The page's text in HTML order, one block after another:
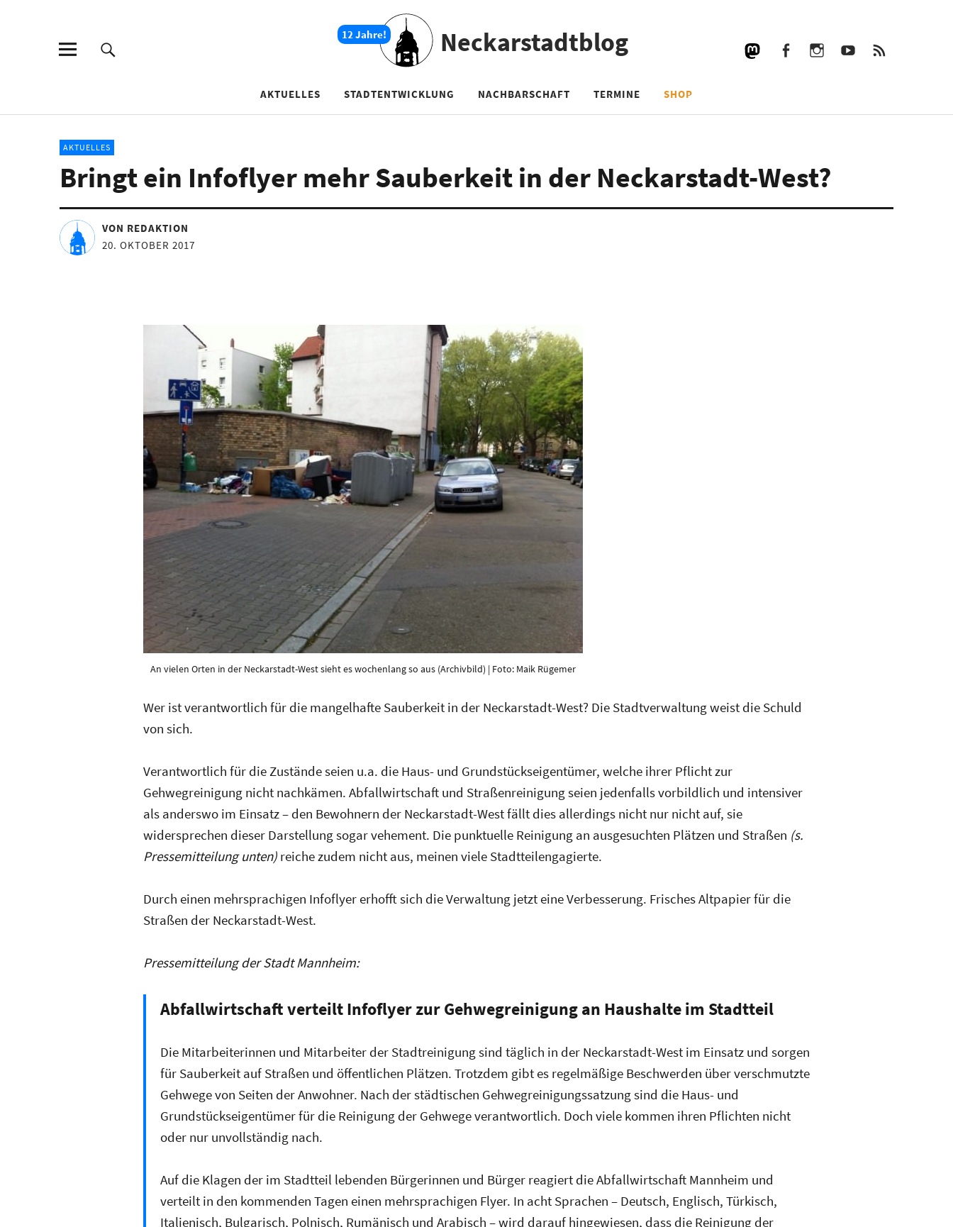
Neckarstadtblog
AKTUELLES STADTENTWICKLUNG NACHBARSCHAFT TERMINE SHOP
AKTUELLES
Bringt ein Infoflyer mehr Sauberkeit in der Neckarstadt-West?
VON REDAKTION
20. OKTOBER 2017
An vielen Orten in der Neckarstadt-West sieht es wochenlang so aus (Archivbild) | Foto: Maik Rügemer
Wer ist verantwortlich für die mangelhafte Sauberkeit in der Neckarstadt-West? Die Stadtverwaltung weist die Schuld
von sich.
Verantwortlich für die Zustände seien u.a. die Haus- und Grundstückseigentümer, welche ihrer Pflicht zur
Gehwegreinigung nicht nachkämen. Abfallwirtschaft und Straßenreinigung seien jedenfalls vorbildlich und intensiver
als anderswo im Einsatz – den Bewohnern der Neckarstadt-West fällt dies allerdings nicht nur nicht auf, sie
widersprechen dieser Darstellung sogar vehement. Die punktuelle Reinigung an ausgesuchten Plätzen und Straßen (s.
Pressemitteilung unten)reiche zudem nicht aus, meinen viele Stadtteilengagierte.
Durch einen mehrsprachigen Infoflyer erhofft sich die Verwaltung jetzt eine Verbesserung. Frisches Altpapier für die
Straßen der Neckarstadt-West.
Pressemitteilung der Stadt Mannheim:
Abfallwirtschaft verteilt Infoflyer zur Gehwegreinigung an Haushalte im Stadtteil
Die Mitarbeiterinnen und Mitarbeiter der Stadtreinigung sind täglich in der Neckarstadt-West im Einsatz und sorgen
für Sauberkeit auf Straßen und öffentlichen Plätzen. Trotzdem gibt es regelmäßige Beschwerden über verschmutzte
Gehwege von Seiten der Anwohner. Nach der städtischen Gehwegreinigungssatzung sind die Haus- und
Grundstückseigentümer für die Reinigung der Gehwege verantwortlich. Doch viele kommen ihren Pflichten nicht
oder nur unvollständig nach.
Auf die Klagen der im Stadtteil lebenden Bürgerinnen und Bürger reagiert die Abfallwirtschaft Mannheim und
verteilt in den kommenden Tagen einen mehrsprachigen Flyer. In acht Sprachen – Deutsch, Englisch, Türkisch,
Italienisch, Bulgarisch, Polnisch, Rumänisch und Arabisch – wird darauf hingewiesen, dass die Reinigung der